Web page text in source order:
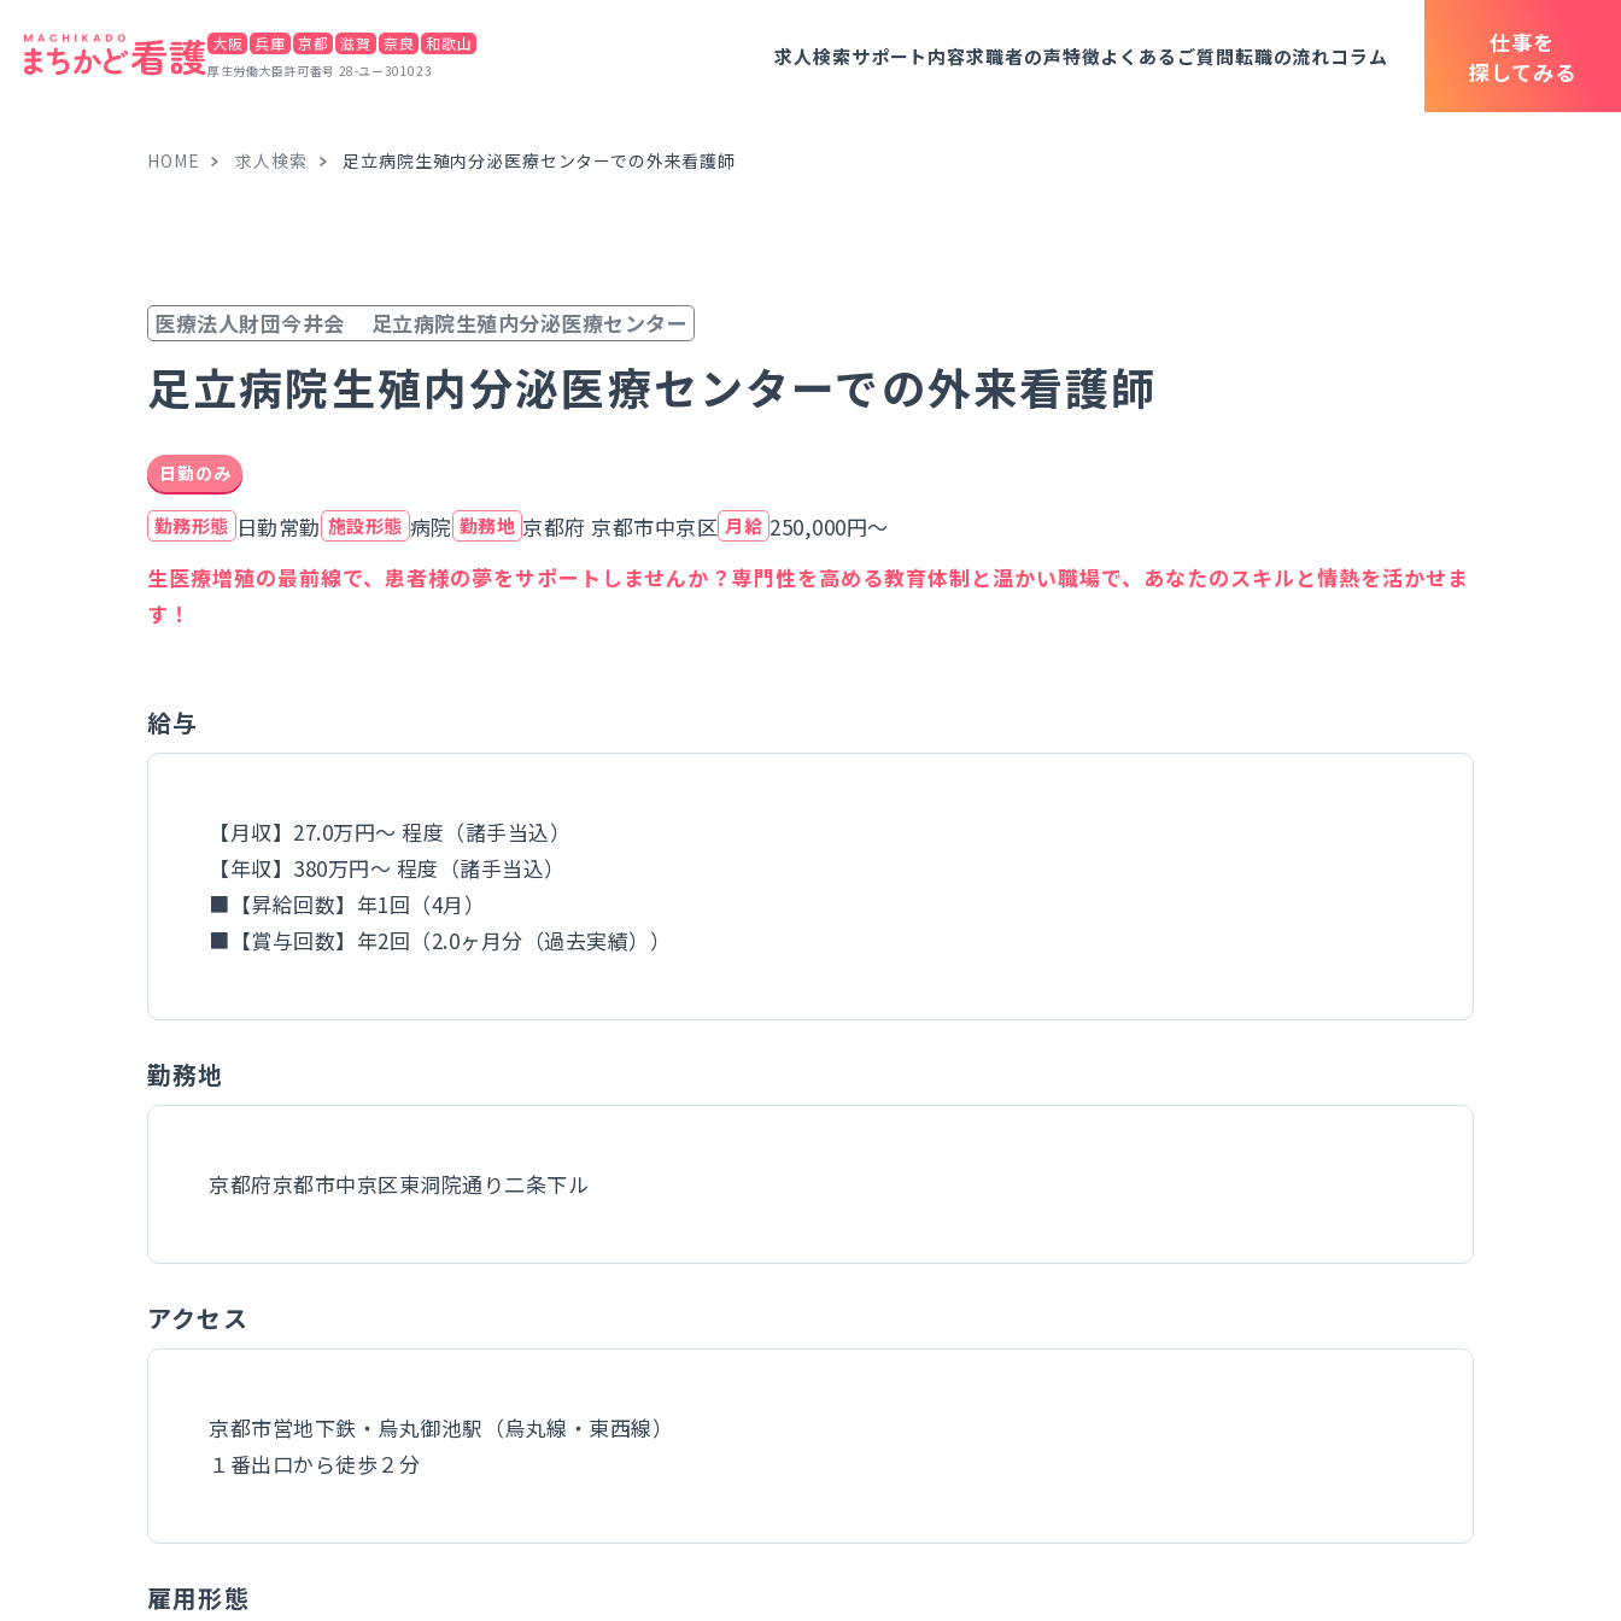
大阪 兵庫 京都 滋賀 奈良 和歌山
厚生労働大臣許可番号 28-ユー301023
求人検索サポート内容求職者の声特徴よくあるご質問転職の流れコラム
仕事を
探してみる
HOME 求人検索 足立病院生殖内分泌医療センターでの外来看護師
医療法人財団今井会 足立病院生殖内分泌医療センター
足立病院生殖内分泌医療センターでの外来看護師
日勤のみ
勤務形態 日勤常勤 施設形態 病院 勤務地 京都府 京都市中京区 月給 250,000円～
生医療増殖の最前線で、患者様の夢をサポートしませんか？専門性を高める教育体制と温かい職場で、あなたのスキルと情熱を活かせま
す！
給与
【月収】27.0万円～ 程度（諸手当込）
【年収】380万円～ 程度（諸手当込）
■【昇給回数】年1回（4月）
■【賞与回数】年2回（2.0ヶ月分（過去実績））
勤務地
京都府京都市中京区東洞院通り二条下ル
アクセス
京都市営地下鉄・烏丸御池駅（烏丸線・東西線）
１番出口から徒歩２分
雇用形態